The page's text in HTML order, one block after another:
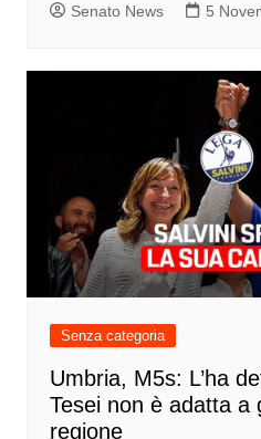
Senato News 5
Senza categoria
Umbria, M5s: L’ha
Tesei non è adatta a
regione